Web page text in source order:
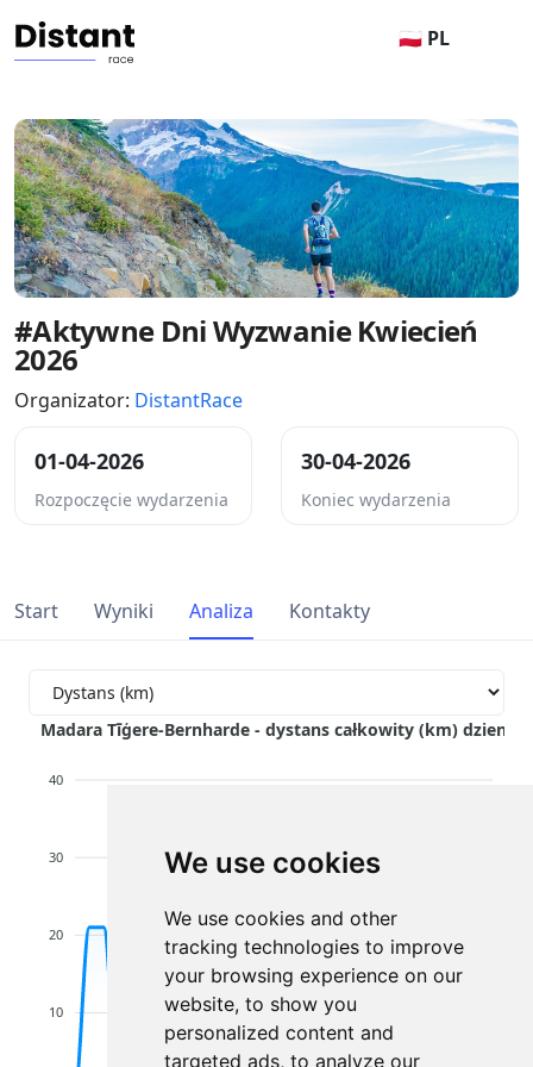
We use cookies
We use cookies and other
tracking technologies to improve
your browsing experience on our
website, to show you
personalized content and
targeted ads, to analyze our
🇵🇱 PL
#Aktywne Dni Wyzwanie Kwiecień
2026
Organizator: DistantRace
01-04-2026
Rozpoczęcie wydarzenia
30-04-2026
Koniec wydarzenia
Start Wyniki Analiza Kontakty
Madara Tīģere-Bernharde - dystans całkowity (km) dziennie
40
30
20
10